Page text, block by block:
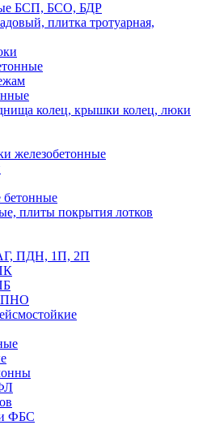
БСП, БСО, БДР
плитка тротуарная,
колец, крышки колец, люки
железобетонные
бетонные
плиты покрытия лотков
ПДН, 1П, 2П
ПНО
ФБС